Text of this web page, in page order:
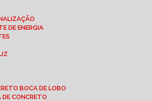
DE ENERGIA
BOCA DE LOBO
DE CONCRETO